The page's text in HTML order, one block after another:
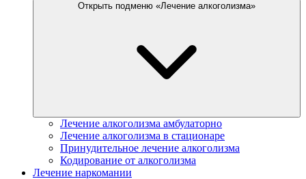
Открыть подменю «Лечение алкоголизма»
Лечение алкоголизма амбулаторно
Лечение алкоголизма в стационаре
Принудительное лечение алкоголизма
Кодирование от алкоголизма
Лечение наркомании